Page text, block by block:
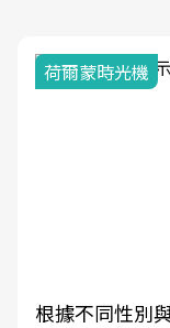
荷爾蒙時光機
根據不同性別